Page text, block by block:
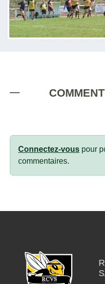
Connectez-vous pour
commentaires.